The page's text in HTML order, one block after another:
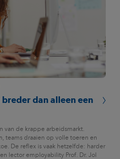
dan alleen een
van de krappe arbeidsmarkt.
teams draaien op volle toeren en
De reflex is vaak hetzelfde: harder
lector employability Prof. Dr. Jol